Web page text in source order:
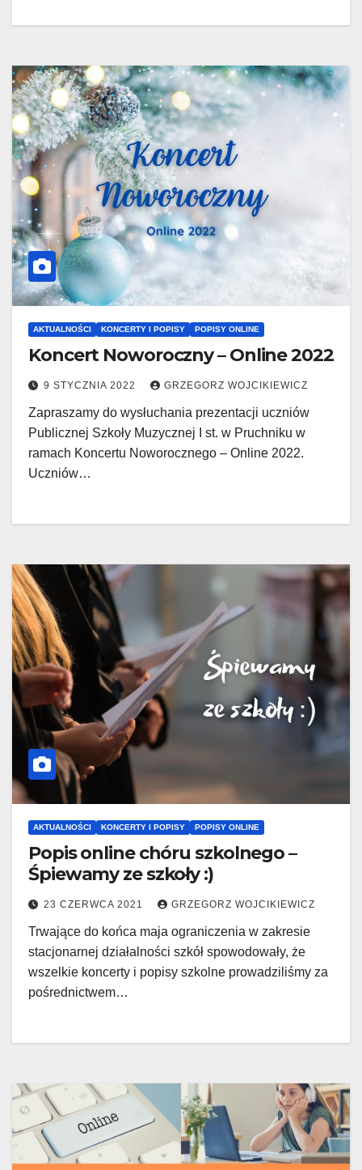
AKTUALNOŚCI KONCERTY I POPISY POPISY ONLINE
Koncert Noworoczny – Online 2022
9 STYCZNIA 2022 GRZEGORZ WOJCIKIEWICZ
Zapraszamy do wysłuchania prezentacji uczniów
Publicznej Szkoły Muzycznej I st. w Pruchniku w
ramach Koncertu Noworocznego – Online 2022.
Uczniów…
AKTUALNOŚCI KONCERTY I POPISY POPISY ONLINE
Popis online chóru szkolnego –
Śpiewamy ze szkoły :)
23 CZERWCA 2021 GRZEGORZ WOJCIKIEWICZ
Trwające do końca maja ograniczenia w zakresie
stacjonarnej działalności szkół spowodowały, że
wszelkie koncerty i popisy szkolne prowadziliśmy za
pośrednictwem…